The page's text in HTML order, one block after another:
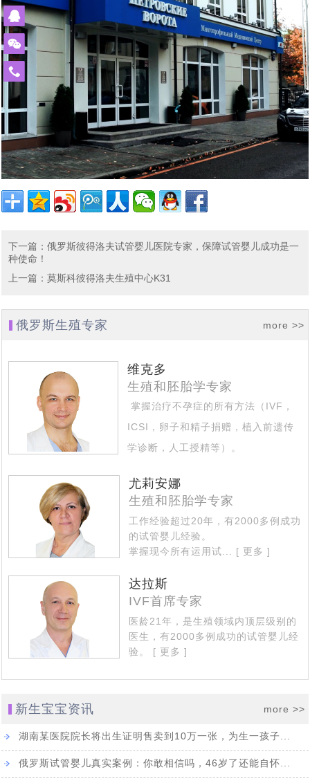
怀上了 [2024-02-19]
什么能挡住我们为人父母的梦想_白俄罗斯代孕 [2024-01-
29]
单身人群赴白俄罗斯代孕求子现状：买张机票就出发签证
都不用办_国外出生的孩子回出国上户口这样办 [2024-01-
14]
外国人赴白俄罗斯代孕现状：法律是支持的，民众也是有
误解的 [2024-01-05]
莫斯科试管婴儿医院排名_在莫斯科的俄罗斯试管婴儿医
[2023-12-14]
白俄罗斯有启动免费预算体外受精计划，赴白俄罗斯做试
管婴儿或能省不少钱 [2023-12-11]
赴俄罗斯试管婴儿助孕的女性群体启动互帮模式：你帮我
挑代妈，我帮你看卵妹 [2023-11-17]
2023年中俄两国在加强经济贸易合作，同时还在医疗方面
签署医学领域合作意向书 [2023-11-02]
2023年11月10日正式落实中哈免签政策，为中国有赴海
外试管婴儿助孕需求的朋友带来福音 [2023-10-24]
43年杨女士今天进入试管婴儿周期，出现下腹部中度疼痛
的现象，生殖医生介绍说正常现象 [2023-10-09]
43年北京职场达人执着生育，带着父母一家三口二次赴俄
公，孩子得要一个 [2023-09-06]
做试管婴儿给我们带来了什么?45岁失独妈妈做俄罗斯试
从千分之五到79.3%的活产率，俄罗斯第三代试管婴儿科
力助孕生子抚慰失独之家 [2023-06-29]
格鲁吉亚格鲁吉亚总理提出禁止给外国人代孕，试管婴儿
技术备受关注 [2023-06-21]
北京姚女士夫妇带父赴俄罗斯做试管婴儿，一起见证解冻
——试管婴儿与第三方代怀助您成功抱娃！ [2023-06-07]
改变命运！AMH仅为0.18的卵巢早衰女性，在俄罗斯试管
婴儿成功怀孕！ [2023-06-06]
北京31岁男子赴莫斯科做试管婴儿考察，俄罗斯代孕助孕
机结构提供全方位支持与协助 [2023-06-01]
该考虑了，独生子女的养老焦虑问题即将来临，现在赴俄
罗斯试管婴儿生个二胎三胎还来得及 [2023-05-29]
单身女士想先赴俄罗斯试管婴儿取卵，承诺自己三年内如
赴俄罗斯试管助孕生宝宝 [2023-04-27]
从美国试管婴儿诊所再现冷藏设备故障事件，解说库拉科
夫国家妇产围产医学研究中如何科学监管冻卵/胚 [2023-
单身大龄女性做试管婴儿求子历程与养娃生活写照分享
[2023-03-30]
中国朋友选择赴俄罗斯试管婴儿生子，为什么成功抱娃有
保障，特别是试管婴儿费用民众能负担得起 [2023-03-28]
中国朋友试管婴儿历程：俄罗斯试管婴儿只为实现父母梦
想而生 [2023-03-27]
美国夫妇也来俄罗斯代怀求子，没有人和钱过意不去，俄
罗斯试管婴儿性价比真的很高 [2023-03-24]
借精生子，不失为一个好选择，您有想过赴俄罗斯做试管
[2023-03-14]
热点：“父子三人连接患癌”引社会关注，生殖专家介绍俄
罗斯第三代试管婴儿如何阻断基因遗传 [2023-02-11]
赴俄罗斯试管婴儿，您最“怕”什么_常见顾虑全解
莫斯科找代妈给自己生孩子，最终却自己给自己当上了“代
妈” [2022-11-23]
“试管婴儿”真的很容易超重吗，俄罗斯遗传学家在实验室
中得到证实 [2022-11-14]
四位DY代怀孕妈妈的惊人故事，是不是吓你一跳！
[2022-11-07]
因为对出国就医的前途未知与畏惧，选择国内地下DY，真
的又省钱又省事吗？ [2022-09-30]
简单实用的俄罗斯dy全攻略_风险规避指南 [2022-08-
下一篇 ：俄罗斯彼得洛夫试管婴儿医院专家，保障试管婴儿成功是一
种使命！
上一篇 ：莫斯科彼得洛夫生殖中心K31
俄罗斯生殖专家 more >>
维克多
生殖和胚胎学专家
掌握治疗不孕症的所有方法（IVF，
ICSI，卵子和精子捐赠，植入前遗传
学诊断，人工授精等）。
杂情况... [ 更多 ]
尤莉安娜
生殖和胚胎学专家
工作经验超过20年，有2000多例成功
的试管婴儿经验。
掌握现今所有运用试...
[ 更多 ]
达拉斯
IVF首席专家
医龄21年，是生殖领域内顶层级别的
医生，有2000多例成功的试管婴儿经
验。
[ 更多 ]
新生宝宝资讯 more >>
湖南某医院院长将出生证明售卖到10万一张，为生一孩子...
俄罗斯试管婴儿真实案例：你敢相信吗，46岁了还能自怀...
免
费
热
线
400-
900-
3185